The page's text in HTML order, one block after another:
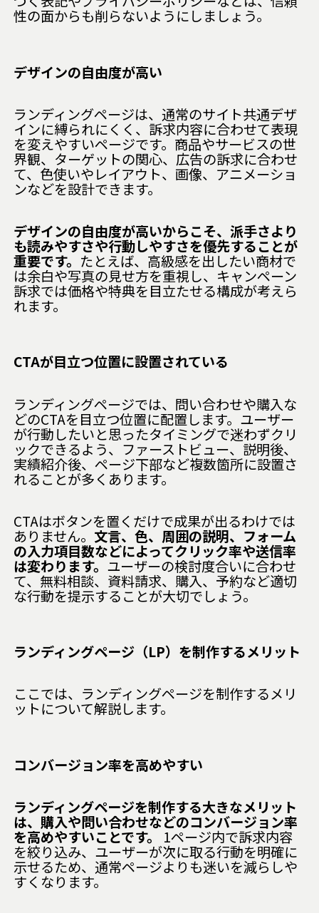
性の面からも削らないようにしましょう。
デザインの自由度が高い
ランディングページは、通常のサイト共通デザ
インに縛られにくく、訴求内容に合わせて表現
を変えやすいページです。商品やサービスの世
界観、ターゲットの関心、広告の訴求に合わせ
て、色使いやレイアウト、画像、アニメーショ
ンなどを設計できます。
デザインの自由度が高いからこそ、派手さより
も読みやすさや行動しやすさを優先することが
重要です。 たとえば、高級感を出したい商材で
は余白や写真の見せ方を重視し、キャンペーン
訴求では価格や特典を目立たせる構成が考えら
れます。
CTAが目立つ位置に設置されている
ランディングページでは、問い合わせや購入な
どのCTAを目立つ位置に配置します。ユーザー
が行動したいと思ったタイミングで迷わずクリ
ックできるよう、ファーストビュー、説明後、
実績紹介後、ページ下部など複数箇所に設置さ
れることが多くあります。
CTAはボタンを置くだけで成果が出るわけでは
ありません。 文言、色、周囲の説明、フォーム
の入力項目数などによってクリック率や送信率
は変わります。 ユーザーの検討度合いに合わせ
て、無料相談、資料請求、購入、予約など適切
な行動を提示することが大切でしょう。
ランディングページ（LP）を制作するメリット
ここでは、ランディングページを制作するメリ
ットについて解説します。
コンバージョン率を高めやすい
ランディングページを制作する大きなメリット
は、購入や問い合わせなどのコンバージョン率
を高めやすいことです。 1ページ内で訴求内容
を絞り込み、ユーザーが次に取る行動を明確に
示せるため、通常ページよりも迷いを減らしや
すくなります。